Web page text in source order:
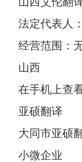
法定代表人
经营范围：
山西
在手机上查
亚硕翻译
大同市亚硕
小微企业